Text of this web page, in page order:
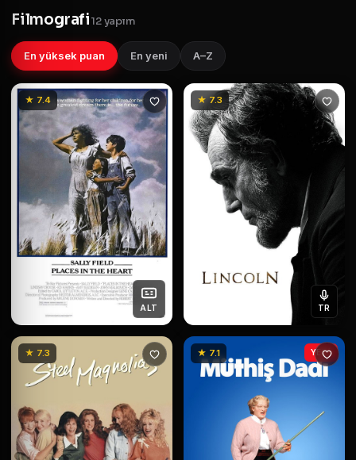
Filmografi12 yapım
En yüksek puan En yeni A–Z
★ 7.4
ALT
★ 7.3
TR
★ 7.3 ★ 7.1 YENİ